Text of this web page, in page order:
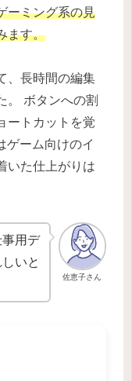
ーミング系の見
ます。
、長時間の編集
。 ボタンへの割
ートカットを覚
ゲーム向けのイ
いた仕上がりは
佐恵子さん
用デ
いと